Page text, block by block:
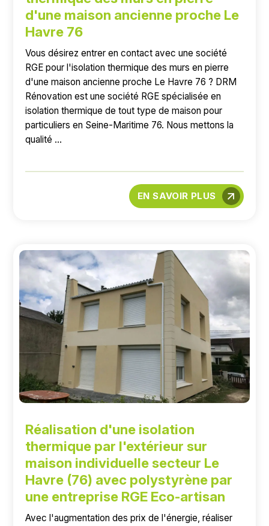
d'une maison ancienne proche Le
Havre 76
Vous désirez entrer en contact avec une société
RGE pour l'isolation thermique des murs en pierre
d'une maison ancienne proche Le Havre 76 ? DRM
Rénovation est une société RGE spécialisée en
isolation thermique de tout type de maison pour
particuliers en Seine-Maritime 76. Nous mettons la
qualité ...
EN SAVOIR PLUS
Réalisation d'une isolation
thermique par l'extérieur sur
maison individuelle secteur Le
Havre (76) avec polystyrène par
une entreprise RGE Eco-artisan
Avec l'augmentation des prix de l'énergie, réaliser